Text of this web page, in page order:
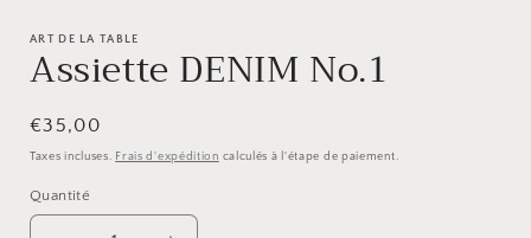
ART DE LA TABLE
Assiette DENIM No.1
Prix
habituel
€35,00
Taxes incluses. Frais d'expédition calculés à l'étape de paiement.
Quantité
Quantité